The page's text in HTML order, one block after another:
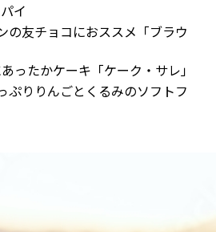
イ
の友チョコにおススメ「ブラウ
ったかケーキ「ケーク・サレ」
ぷりりんごとくるみのソフトフ